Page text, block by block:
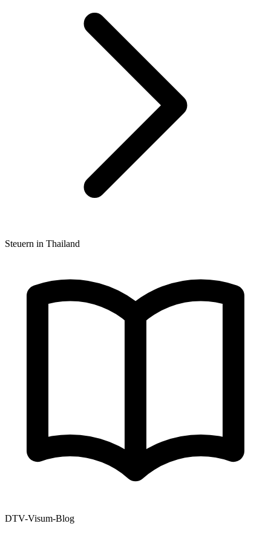
Steuern in Thailand
DTV-Visum-Blog